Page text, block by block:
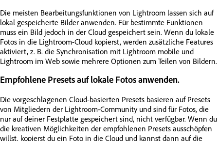
Die meisten Bearbeitungsfunktionen von Lightroom lassen sich auf
lokal gespeicherte Bilder anwenden. Für bestimmte Funktionen
muss ein Bild jedoch in der Cloud gespeichert sein. Wenn du lokale
Fotos in die Lightroom-Cloud kopierst, werden zusätzliche Features
aktiviert, z. B. die Synchronisation mit Lightroom mobile und
Lightroom im Web sowie mehrere Optionen zum Teilen von Bildern.
Empfohlene Presets auf lokale Fotos anwenden.
Die vorgeschlagenen Cloud-basierten Presets basieren auf Presets
von Mitgliedern der Lightroom-Community und sind für Fotos, die
nur auf deiner Festplatte gespeichert sind, nicht verfügbar. Wenn du
die kreativen Möglichkeiten der empfohlenen Presets ausschöpfen
willst, kopierst du ein Foto in die Cloud und kannst dann auf die